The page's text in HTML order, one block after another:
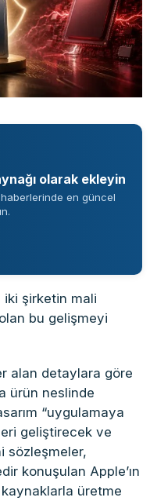
olarak ekleyin
en güncel
iki şirketin mali
bu gelişmeyi
alan detaylara göre
ürün neslinde
“uygulamaya
geliştirecek ve
sözleşmeler,
konuşulan Apple’ın
üretme